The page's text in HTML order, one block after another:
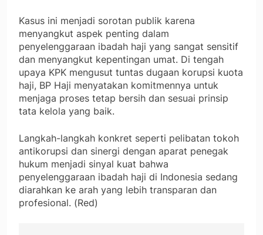
Kasus ini menjadi sorotan publik karena
menyangkut aspek penting dalam
penyelenggaraan ibadah haji yang sangat sensitif
dan menyangkut kepentingan umat. Di tengah
upaya KPK mengusut tuntas dugaan korupsi kuota
haji, BP Haji menyatakan komitmennya untuk
menjaga proses tetap bersih dan sesuai prinsip
tata kelola yang baik.
Langkah-langkah konkret seperti pelibatan tokoh
antikorupsi dan sinergi dengan aparat penegak
hukum menjadi sinyal kuat bahwa
penyelenggaraan ibadah haji di Indonesia sedang
diarahkan ke arah yang lebih transparan dan
profesional. (Red)